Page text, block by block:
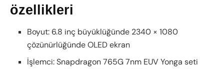
özellikleri
Boyut: 6.8 inç büyüklüğünde 2340 × 1080
çözünürlüğünde OLED ekran
İşlemci: Snapdragon 765G 7nm EUV Yonga seti